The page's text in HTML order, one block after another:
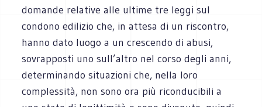
domande relative alle ultime tre leggi sul
condono edilizio che, in attesa di un riscontro,
hanno dato luogo a un crescendo di abusi,
sovrapposti uno sull’altro nel corso degli anni,
determinando situazioni che, nella loro
complessità, non sono ora più riconducibili a